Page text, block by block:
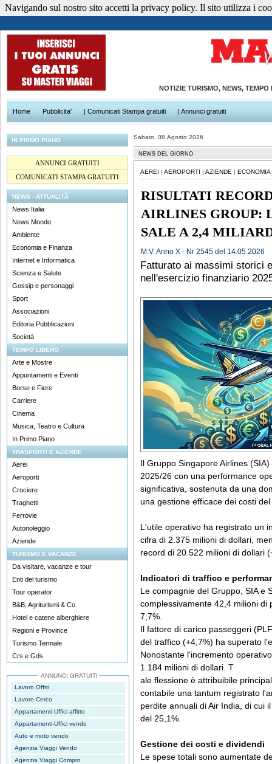
NOTIZIE TURISMO, NEWS,
Home Pubblicita' | Comunicati Stampa gratuiti | Annunci gratuiti
IN PRIMO PIANO
ANNUNCI GRATUITI
COMUNICATI STAMPA GRATUITI
NEWS - ATTUALITÀ
News Italia
News Mondo
Ambiente
Economia e Finanza
Internet e Informatica
Scienza e Salute
Gossip e personaggi
Sport
Associazioni
Editoria Pubblicazioni
Società
TEMPO LIBERO
Arte e Mostre
Appuntamenti e Eventi
Borse e Fiere
Carriere
Cinema
Musica, Teatro e Cultura
In Primo Piano
TRASPORTI E AZIENDE
Aerei
Aeroporti
Crociere
Traghetti
Ferrovie
Autonoleggio
Aziende
TURISMO E VACANZE
Da visitare, vacanze e tour
Enti del turismo
Tour operator
B&B, Agriturismi & Co.
Hotel e catene alberghiere
Regioni e Province
Turismo Termale
Crs e Gds
ANNUNCI GRATUITI
Lavoro Offro
Lavoro Cerco
Appartamenti-Uffici affitto
Appartamenti-Uffici vendo
Auto e moto vendo
Agenzia Viaggi Vendo
Agenzia Viaggi Compro
Sabato, 08 Agosto 2026
NEWS DEL GIORNO
AEREI | AEROPORTI | AZIENDE | ECONOMIA
RISULTATI
AIRLINES GROUP:
SALE A 2,4
M.V. Anno X - Nr 2545 del 14.05.2026
Fatturato ai massimi storici
nell'esercizio finanziario
Il Gruppo Singapore Airlines
2025/26 con una performance
significativa, sostenuta da una
una gestione efficace dei costi
L'utile operativo ha registrato un
cifra di 2.375 milioni di dollari,
record di 20.522 milioni di dollari
Indicatori di traffico e
Le compagnie del Gruppo, SIA e
complessivamente 42,4 milioni
7,7%.
Il fattore di carico passeggeri
del traffico (+4,7%) ha superato
Nonostante l'incremento
1.184 milioni di dollari. T
ale flessione è attribuibile
contabile una tantum registrato
perdite annuali di Air India, di cui
del 25,1%.
Gestione dei costi e dividendi
Le spese totali sono aumentate
Navigando sul nostro sito accetti la privacy policy. Il sito utilizza i